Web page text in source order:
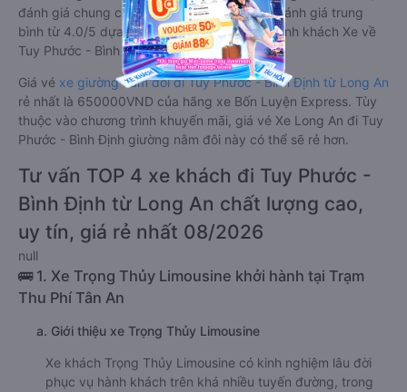
đánh giá chung có chất lượng Tốt với điểm đánh giá trung
bình từ 4.0/5 dựa trên 2653 phản hồi của hành khách Xe về
Tuy Phước - Bình Định từ Long An.
Giá vé xe giường nằm đôi đi Tuy Phước - Bình Định từ Long An
rẻ nhất là 650000VND của hãng xe Bốn Luyện Express. Tùy
thuộc vào chương trình khuyến mãi, giá vé Xe Long An đi Tuy
Phước - Bình Định giường nằm đôi này có thể sẽ rẻ hơn.
Tư vấn TOP 4 xe khách đi Tuy Phước -
Bình Định từ Long An chất lượng cao,
uy tín, giá rẻ nhất 08/2026
null
🚌 1. Xe Trọng Thủy Limousine khởi hành tại Trạm
Thu Phí Tân An
a. Giới thiệu xe Trọng Thủy Limousine
Xe khách Trọng Thủy Limousine có kinh nghiệm lâu đời
phục vụ hành khách trên khá nhiều tuyến đường, trong